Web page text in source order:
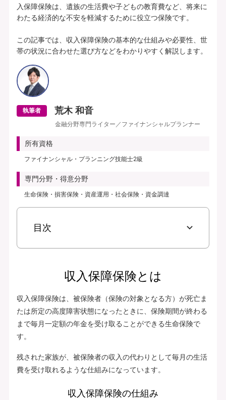
入保障保険は、遺族の生活費や子どもの教育費など、将来に
わたる経済的な不安を軽減するために役立つ保険です。
この記事では、収入保障保険の基本的な仕組みや必要性、世
帯の状況に合わせた選び方などをわかりやすく解説します。
執筆者 荒木 和音
金融分野専門ライター／ファイナンシャルプランナー
所有資格
ファイナンシャル・プランニング技能士2級
専門分野・得意分野
生命保険・損害保険・資産運用・社会保険・資金調達
目次
収入保障保険とは
収入保障保険は、被保険者（保険の対象となる方）が死亡ま
たは所定の高度障害状態になったときに、保険期間が終わる
まで毎月一定額の年金を受け取ることができる生命保険で
す。
残された家族が、被保険者の収入の代わりとして毎月の生活
費を受け取れるような仕組みになっています。
収入保障保険の仕組み